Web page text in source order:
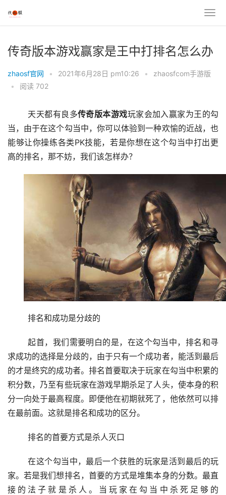
传奇版本游戏赢家是王中打排名怎么办
zhaosf官网 • 2021年6月28日 pm10:26 •
zhaosfcom手游版
•
阅读 702
	天天都有良多
传奇版本游戏玩家会加入赢家为王的勾
当，由于在这个勾当中，你可以体验到一种欢愉的近战，也
能够让你操练各类PK技能，若是你想在这个勾当中打出更
高的排名，那不妨，我们该怎样办？
	排名和成功是分歧的
	起首，我们需要明白的是，在这个勾当中，排名和寻
求成功的选择是分歧的，由于只有一个成功者，能活到最后
的才是终究的成功者。排名首要取决于玩家在勾当中积累的
积分数，乃至有些玩家在游戏早期杀足了人头，使本身的积
分一向处于最高程度。即便他在初期就死了，他依然可以排
在最前面。这就是排名和成功的区分。
	排名的首要方式是杀人灭口
	在这个勾当中，最后一个获胜的玩家是活到最后的玩
家。若是我们想排名，首要的方式是堆集本身的分数。最直
接的法子就是杀人。当玩家在勾当中杀死足够的